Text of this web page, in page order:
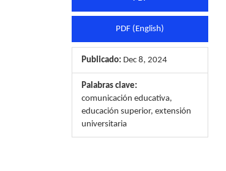
PDF (English)
Publicado: Dec 8, 2024
Palabras clave:
comunicación educativa,
educación superior, extensión
universitaria